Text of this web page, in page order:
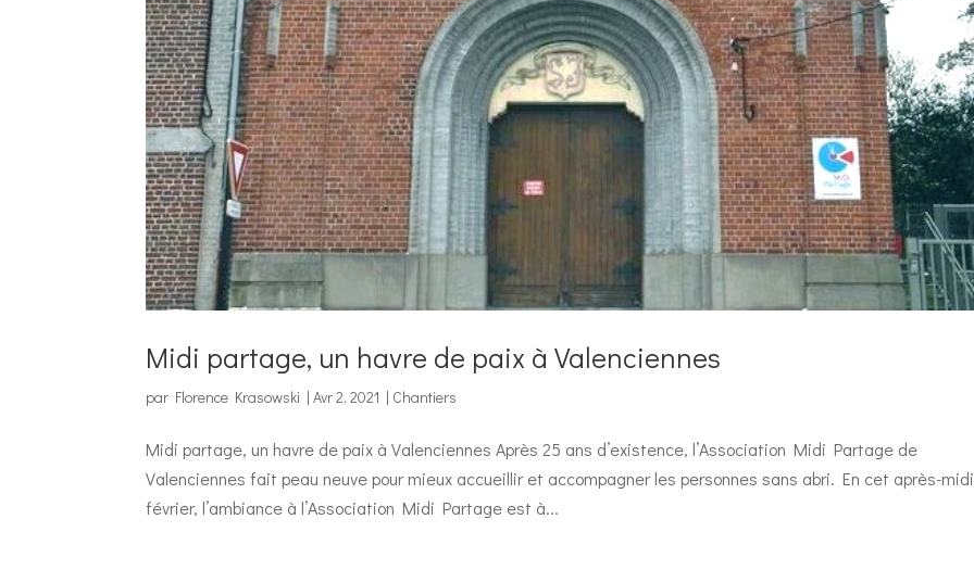
Midi partage, un havre de paix à Valenciennes
par Florence Krasowski |Avr 2, 2021 | Chantiers
Midi partage, un havre de paix à Valenciennes Après 25 ans d’existence, l’Association Midi Partage de
Valenciennes fait peau neuve pour mieux accueillir et accompagner les personnes sans abri. En cet après-
février, l’ambiance à l’Association Midi Partage est à...